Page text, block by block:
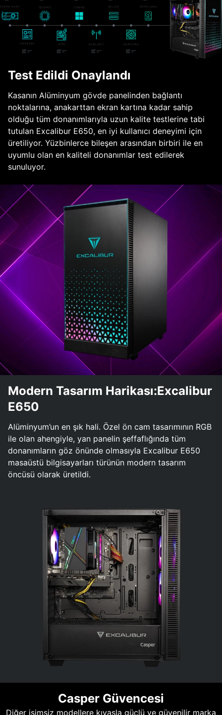
Test Edildi Onaylandı
Kasanın Alüminyum gövde panelinden bağlantı
noktalarına, anakarttan ekran kartına kadar sahip
olduğu tüm donanımlarıyla uzun kalite testlerine tabi
tutulan Excalibur E650, en iyi kullanıcı deneyimi için
üretiliyor. Yüzbinlerce bileşen arasından birbiri ile en
uyumlu olan en kaliteli donanımlar test edilerek
sunuluyor.
Modern Tasarım Harikası:Excalibur
E650
Alüminyum’un en şık hali. Özel ön cam tasarımının RGB
ile olan ahengiyle, yan panelin şeffaflığında tüm
donanımların göz önünde olmasıyla Excalibur E650
masaüstü bilgisayarları türünün modern tasarım
öncüsü olarak üretildi.
Casper Güvencesi
Diğer isimsiz modellere kıyasla güçlü ve güvenilir marka